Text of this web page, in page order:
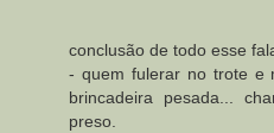
conclusão de todo esse
- quem fulerar no trote e
brincadeira pesada...
preso.